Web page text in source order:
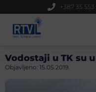
+387 35 553
Vodostaji u TK su
Objavljeno: 15.05.2019.